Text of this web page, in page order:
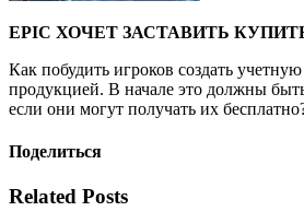
EPIC ХОЧЕТ ЗАСТАВИТЬ
Как побудить игроков создать
продукцией. В начале это должны
если они могут получать их
Поделиться
Related Posts